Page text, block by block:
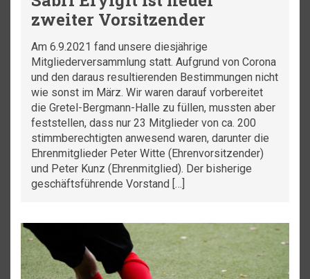
zweiter Vorsitzender
Am 6.9.2021 fand unsere diesjährige
Mitgliederversammlung statt. Aufgrund von Corona
und den daraus resultierenden Bestimmungen nicht
wie sonst im März. Wir waren darauf vorbereitet
die Gretel-Bergmann-Halle zu füllen, mussten aber
feststellen, dass nur 23 Mitglieder von ca. 200
stimmberechtigten anwesend waren, darunter die
Ehrenmitglieder Peter Witte (Ehrenvorsitzender)
und Peter Kunz (Ehrenmitglied). Der bisherige
geschäftsführende Vorstand […]